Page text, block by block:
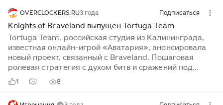
OVERCLOCKERS.RU3 года Подписаться
Knights of Braveland выпущен Tortuga Team
Tortuga Team, российская студия из Калининграда,
известная онлайн-игрой «Аватария», анонсировала
новый проект, связанный c Braveland. Пошаговая
ролевая стратегия с духом битв и сражений под
названием Knights of Braveland доступна на
платформе Steam с 16 февраля.Перед
1 8